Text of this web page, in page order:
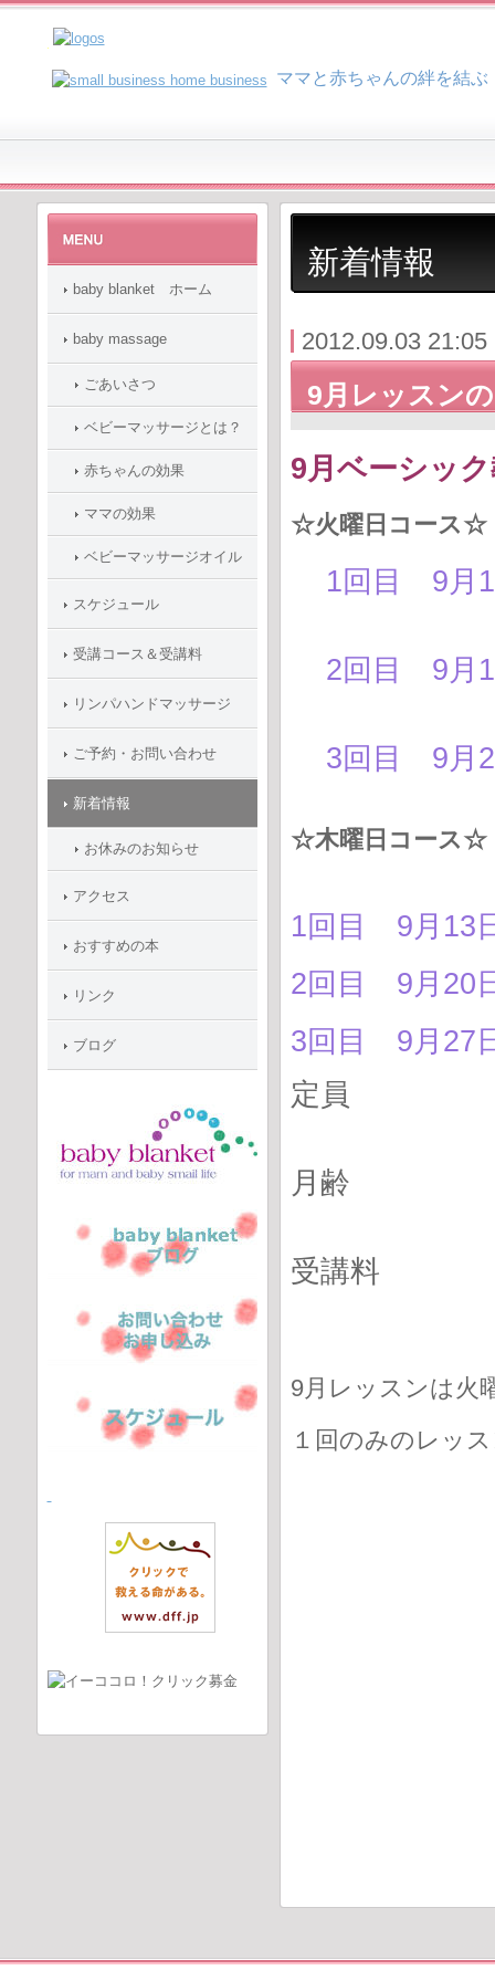
ママと赤ちゃんの絆を結
新着情報
2012.09.03 21:05
9月レッスン
9月ベーシッ
☆火曜日コース☆
1回目 9月
2回目 9月
3回目 9月
☆木曜日コース☆
1回目 9月13
2回目 9月20
3回目 9月27
定員 3名
月齢 ２
受講料 ５
9月レッスンは火
１回のみのレッ
baby blanket ホーム
baby massage
ごあいさつ
ベビーマッサージとは？
赤ちゃんの効果
ママの効果
ベビーマッサージオイル
スケジュール
受講コース＆受講料
リンパハンドマッサージ
ご予約・お問い合わせ
新着情報
お休みのお知らせ
アクセス
おすすめの本
リンク
ブログ